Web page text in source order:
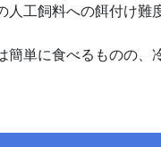
工飼料への餌付け難
単に食べるものの、